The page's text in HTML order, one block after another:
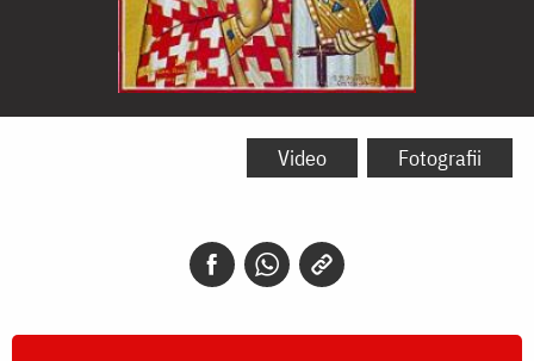
Sfântul
Video Fotografii